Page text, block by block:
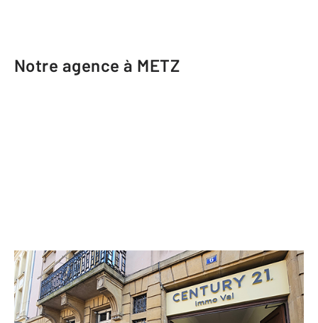
Notre agence à METZ
CENTURY 21 Immo Val
6 rue Paul Verlaine
METZ - 57000